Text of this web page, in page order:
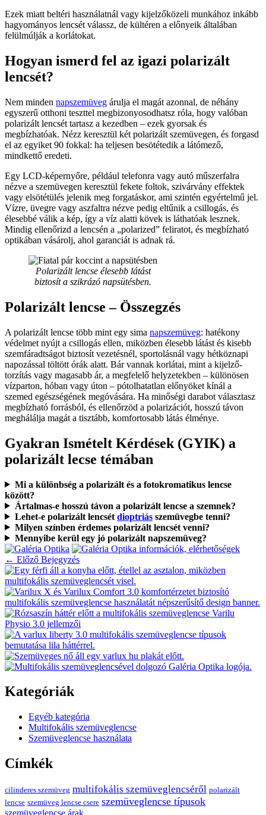
Ezek miatt beltéri használatnál vagy kijelzőközeli munkához inkább
hagyományos lencsét válassz, de kültéren a előnyeik általában
felülmúlják a korlátokat.
Hogyan ismerd fel az igazi polarizált
lencsét?
Nem minden napszemüveg árulja el magát azonnal, de néhány
egyszerű otthoni teszttel megbizonyosodhatsz róla, hogy valóban
polarizált lencsét tartasz a kezedben – ezek gyorsak és
megbízhatóak. Nézz keresztül két polarizált szemüvegen, és forgasd
el az egyiket 90 fokkal: ha teljesen besötétedik a látómező,
mindkettő eredeti.
Egy LCD-képernyőre, például telefonra vagy autó műszerfalra
nézve a szemüvegen keresztül fekete foltok, szivárvány effektek
vagy elsötétülés jelenik meg forgatáskor, ami szintén egyértelmű jel.
Vízre, üvegre vagy aszfaltra nézve pedig eltűnik a csillogás, és
élesebbé válik a kép, így a víz alatti kövek is láthatóak lesznek.
Mindig ellenőrizd a lencsén a „polarized” feliratot, és megbízható
optikában vásárolj, ahol garanciát is adnak rá.
Polarizált lencse élesebb látást
biztosít a szikrázó napsütésben.
Polarizált lencse – Összegzés
A polarizált lencse több mint egy sima napszemüveg: hatékony
védelmet nyújt a csillogás ellen, miközben élesebb látást és kisebb
szemfáradtságot biztosít vezetésnél, sportolásnál vagy hétköznapi
napozással töltött órák alatt. Bár vannak korlátai, mint a kijelző-
torzítás vagy magasabb ár, a megfelelő helyzetekben – különösen
vízparton, hóban vagy úton – pótolhatatlan előnyöket kínál a
szemed egészségének megóvására. Ha minőségi darabot választasz
megbízható forrásból, és ellenőrzöd a polarizációt, hosszú távon
meghálálja magát a tisztább, komfortosabb látás élménye.
Gyakran Ismételt Kérdések (GYIK) a
polarizált lecse témában
Mi a különbség a polarizált és a fotokromatikus lencse
között?
Ártalmas-e hosszú távon a polarizált lencse a szemnek?
Lehet-e polarizált lencsét dioptriásszemüvegbe tenni?
Milyen színben érdemes polarizált lencsét venni?
Mennyibe kerül egy jó polarizált napszemüveg?
← Előző Bejegyzés
Kategóriák
Egyéb kategória
Multifokális szemüveglencse
Szemüveglencse használata
Címkék
cilinderes szemüveg multifokális szemüveglencséről polarizált
lencse szemüveg lencse csere szemüveglencse típusok